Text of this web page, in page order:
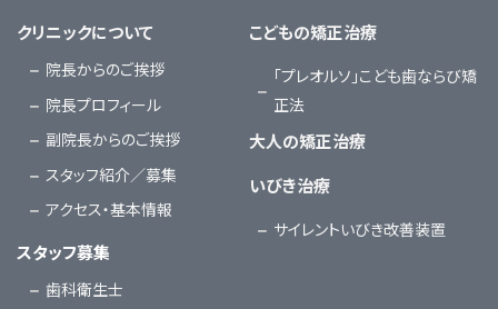
クリニックについて
院長からのご挨拶
院長プロフィール
副院長からのご挨拶
スタッフ紹介／募集
アクセス・基本情報
スタッフ募集
歯科衛生士
こどもの矯正治療
「プレオルソ」こども歯ならび矯
正法
大人の矯正治療
いびき治療
サイレントいびき改善装置